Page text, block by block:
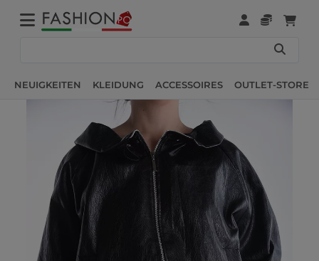
NEUIGKEITEN KLEIDUNG ACCESSOIRES OUTLET-STORE